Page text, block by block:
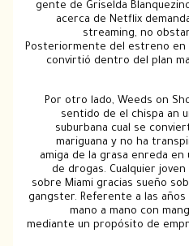
gente de
acerca de
Posteriormente
convirtió
Por otro lado,
sentido de
suburbana
mariguana y
amiga de la
de drogas.
sobre Miami
gangster.
mano a
mediante un